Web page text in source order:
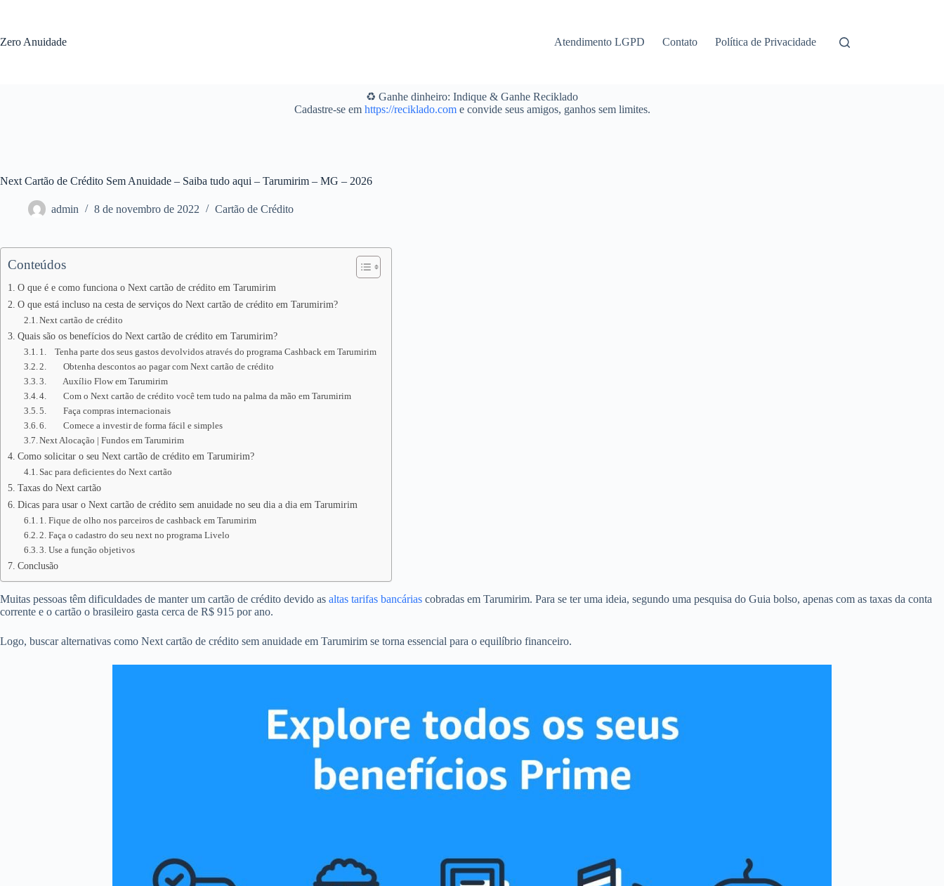
conteúdo
Zero Anuidade Atendimento LGPD Contato Política de Privacidade
♻️ Ganhe dinheiro: Indique & Ganhe Reciklado
Cadastre-se em https://reciklado.come convide seus amigos, ganhos sem limites.
Next Cartão de Crédito Sem Anuidade – Saiba tudo aqui – Tarumirim – MG – 2026
admin 8 de novembro de 2022 Cartão de Crédito
Conteúdos
O que é e como funciona o Next cartão de crédito em Tarumirim
O que está incluso na cesta de serviços do Next cartão de crédito em Tarumirim?
Next cartão de crédito
Quais são os benefícios do Next cartão de crédito em Tarumirim?
1. Tenha parte dos seus gastos devolvidos através do programa Cashback em Tarumirim
2. Obtenha descontos ao pagar com Next cartão de crédito
3. Auxílio Flow em Tarumirim
4. Com o Next cartão de crédito você tem tudo na palma da mão em Tarumirim
5. Faça compras internacionais
6. Comece a investir de forma fácil e simples
Next Alocação | Fundos em Tarumirim
Como solicitar o seu Next cartão de crédito em Tarumirim?
Sac para deficientes do Next cartão
Taxas do Next cartão
Dicas para usar o Next cartão de crédito sem anuidade no seu dia a dia em Tarumirim
1. Fique de olho nos parceiros de cashback em Tarumirim
2. Faça o cadastro do seu next no programa Livelo
3. Use a função objetivos
Conclusão
Muitas pessoas têm dificuldades de manter um cartão de crédito devido as altas tarifas bancárias cobradas em Tarumirim. Para se ter uma ideia, segundo uma pesquisa do Guia bolso, apenas com as taxas da conta
corrente e o cartão o brasileiro gasta cerca de R$ 915 por ano.
Logo, buscar alternativas como Next cartão de crédito sem anuidade em Tarumirim se torna essencial para o equilíbrio financeiro.